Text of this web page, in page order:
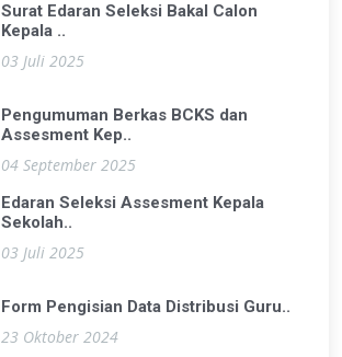
Surat Edaran Seleksi Bakal Calon
Kepala ..
03 Juli 2025
Pengumuman Berkas BCKS dan
Assesment Kep..
04 September 2025
Edaran Seleksi Assesment Kepala
Sekolah..
03 Juli 2025
Form Pengisian Data Distribusi Guru..
23 Oktober 2024